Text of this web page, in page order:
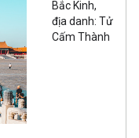
Bắc Kinh,
địa danh: Tử
Cấm Thành